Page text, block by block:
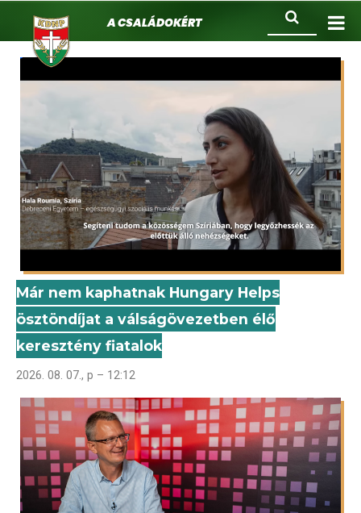
tartalomra
KDNPA családokért.
Már nem kaphatnak Hungary Helps
ösztöndíjat a válságövezetben élő
keresztény fiatalok
2026. 08. 07., p – 12:12